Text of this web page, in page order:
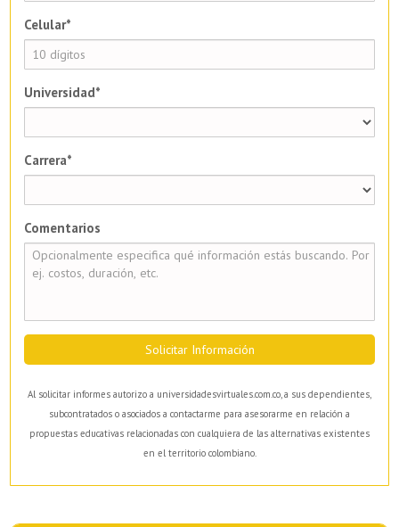
Celular*
Universidad*
Carrera*
Comentarios
Solicitar Información
Al solicitar informes autorizo a universidadesvirtuales.com.co, a sus dependientes,
subcontratados o asociados a contactarme para asesorarme en relación a
propuestas educativas relacionadas con cualquiera de las alternativas existentes
en el territorio colombiano.